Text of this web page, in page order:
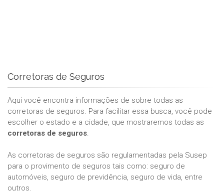
Corretoras de Seguros
Aqui você encontra informações de sobre todas as
corretoras de seguros. Para facilitar essa busca, você pode
escolher o estado e a cidade, que mostraremos todas as
corretoras de seguros.
As corretoras de seguros são regulamentadas pela Susep
para o provimento de seguros tais como: seguro de
automóveis, seguro de previdência, seguro de vida, entre
outros.